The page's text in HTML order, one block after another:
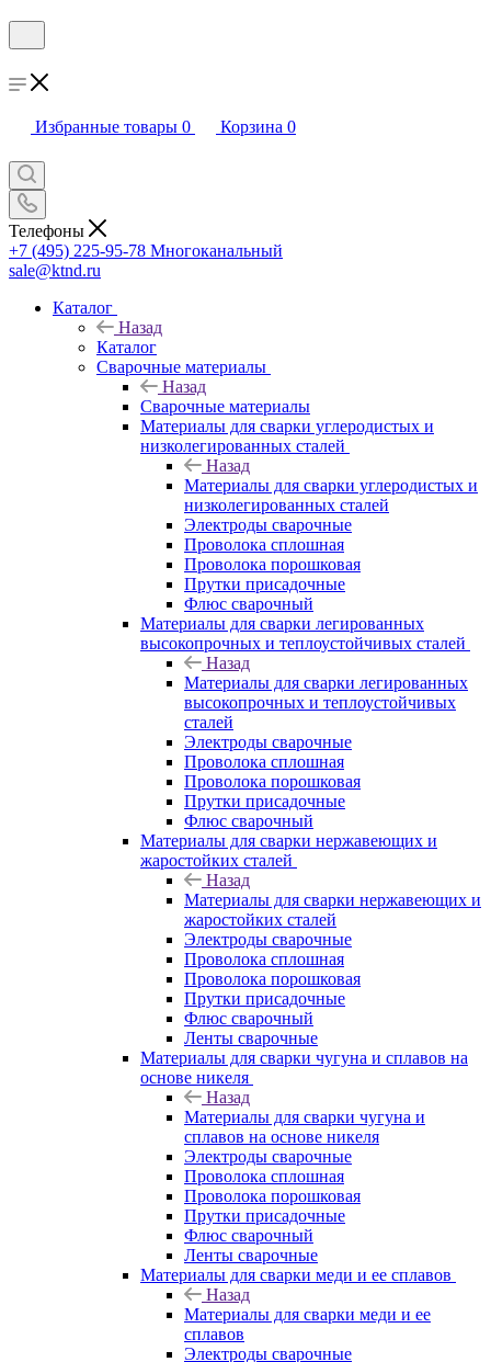
Избранные товары 0 Корзина 0
Телефоны
+7 (495) 225-95-78 Многоканальный
sale@ktnd.ru
Каталог
Назад
Каталог
Сварочные материалы
Назад
Сварочные материалы
Материалы для сварки углеродистых и
низколегированных сталей
Назад
Материалы для сварки углеродистых и
низколегированных сталей
Электроды сварочные
Проволока сплошная
Проволока порошковая
Прутки присадочные
Флюс сварочный
Материалы для сварки легированных
высокопрочных и теплоустойчивых сталей
Назад
Материалы для сварки легированных
высокопрочных и теплоустойчивых
сталей
Электроды сварочные
Проволока сплошная
Проволока порошковая
Прутки присадочные
Флюс сварочный
Материалы для сварки нержавеющих и
жаростойких сталей
Назад
Материалы для сварки нержавеющих и
жаростойких сталей
Электроды сварочные
Проволока сплошная
Проволока порошковая
Прутки присадочные
Флюс сварочный
Ленты сварочные
Материалы для сварки чугуна и сплавов на
основе никеля
Назад
Материалы для сварки чугуна и
сплавов на основе никеля
Электроды сварочные
Проволока сплошная
Проволока порошковая
Прутки присадочные
Флюс сварочный
Ленты сварочные
Материалы для сварки меди и ее сплавов
Назад
Материалы для сварки меди и ее
сплавов
Электроды сварочные